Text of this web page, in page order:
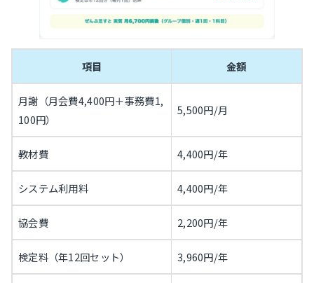
項目 金額
月謝（月会費4,400円＋事務費1,
100円）
5,500円/月
教材費 4,400円/年
システム利用料 4,400円/年
協会費 2,200円/年
検定料（年12回セット） 3,960円/年